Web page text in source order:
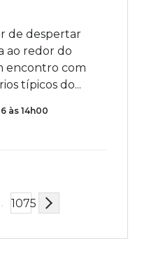
de despertar
ao redor do
encontro com
típicos do...
às 14h00
1075